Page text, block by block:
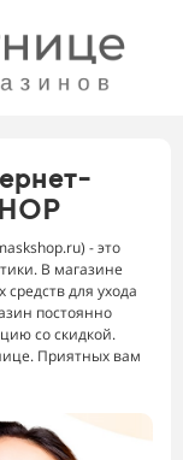
- это
В магазине
для ухода
постоянно
со скидкой.
Приятных вам